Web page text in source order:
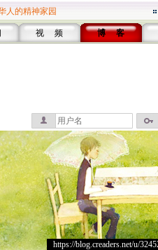
人的精神家园
视 频 博 客
https://blog.creaders.net/u/